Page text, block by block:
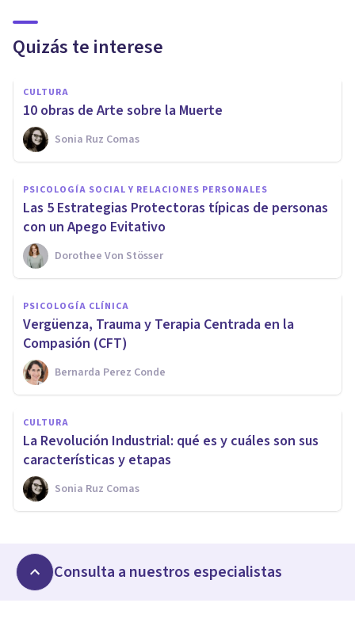
Quizás te interese
CULTURA
10 obras de Arte sobre la Muerte
Sonia Ruz Comas
PSICOLOGÍA SOCIAL Y RELACIONES PERSONALES
Las 5 Estrategias Protectoras típicas de personas
con un Apego Evitativo
Dorothee Von Stösser
PSICOLOGÍA CLÍNICA
Vergüenza, Trauma y Terapia Centrada en la
Compasión (CFT)
Bernarda Perez Conde
CULTURA
La Revolución Industrial: qué es y cuáles son sus
características y etapas
Sonia Ruz Comas
Consulta a nuestros especialistas